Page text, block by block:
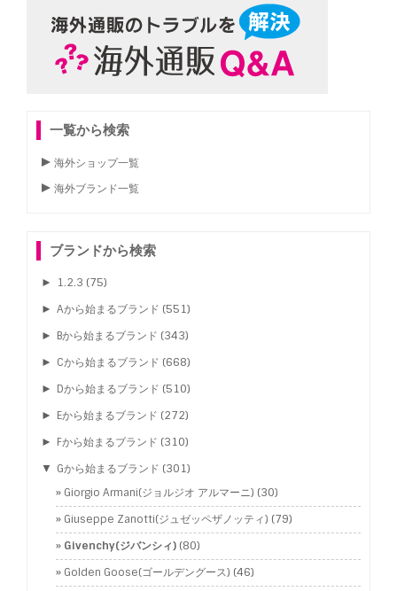
一覧から検索
海外ショップ一覧
海外ブランド一覧
ブランドから検索
► 1.2.3 (75)
► Aから始まるブランド (551)
► Bから始まるブランド (343)
► Cから始まるブランド (668)
► Dから始まるブランド (510)
► Eから始まるブランド (272)
► Fから始まるブランド (310)
▼ Gから始まるブランド (301)
Giorgio Armani(ジョルジオ アルマーニ) (30)
Giuseppe Zanotti(ジュゼッペザノッティ) (79)
Givenchy(ジバンシィ) (80)
Golden Goose(ゴールデングース) (46)